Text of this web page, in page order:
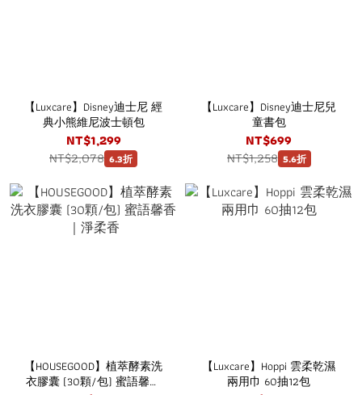
【Luxcare】Disney迪士尼 經
典小熊維尼波士頓包
NT$1,299
NT$2,078 6.3折
【Luxcare】Disney迪士尼兒
童書包
NT$699
NT$1,258 5.6折
【HOUSEGOOD】植萃酵素洗
衣膠囊 (30顆/包) 蜜語馨香
【Luxcare】Hoppi 雲柔乾濕
兩用巾 60抽12包